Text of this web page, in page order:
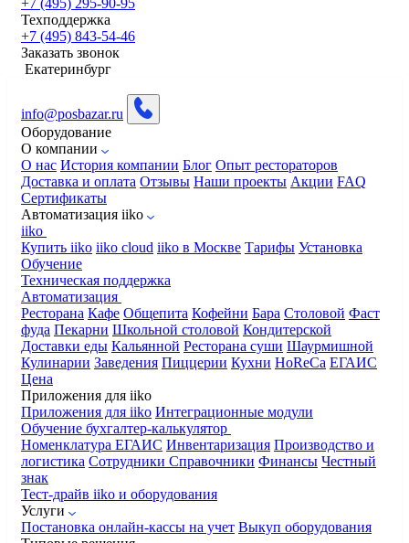
Техподдержка
+7 (495) 843-54-46
Заказать звонок
Екатеринбург
info@posbazar.ru
Оборудование
О компании
О нас История компании Блог Опыт рестораторов
Доставка и оплата Отзывы Наши проекты Акции FAQ
Сертификаты
Автоматизация iiko
iiko
Купить iiko iiko cloud iiko в Москве Тарифы Установка
Обучение
Техническая поддержка
Автоматизация
Ресторана Кафе Общепита Кофейни Бара Столовой Фаст
фуда Пекарни Школьной столовой Кондитерской
Доставки еды Кальянной Ресторана суши Шаурмишной
Кулинарии Заведения Пиццерии Кухни HoReCa ЕГАИС
Цена
Приложения для iiko
Приложения для iiko Интеграционные модули
Обучение бухгалтер-калькулятор
Номенклатура ЕГАИС Инвентаризация Производство и
логистика Сотрудники Справочники Финансы Честный
знак
Тест-драйв iiko и оборудования
Услуги
Постановка онлайн-кассы на учет Выкуп оборудования